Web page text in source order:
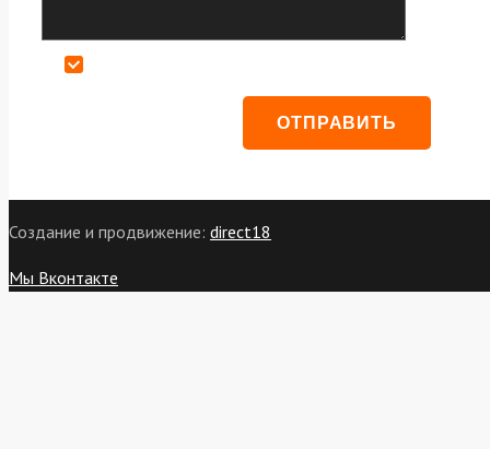
Создание и продвижение: direct18
Мы Вконтакте